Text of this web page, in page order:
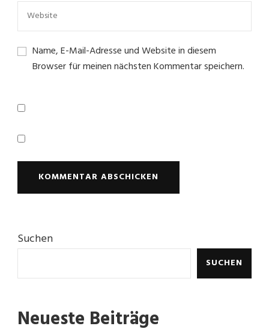
Name, E-Mail-Adresse und Website in diesem
Browser für meinen nächsten Kommentar speichern.
Suchen
SUCHEN
Neueste Beiträge